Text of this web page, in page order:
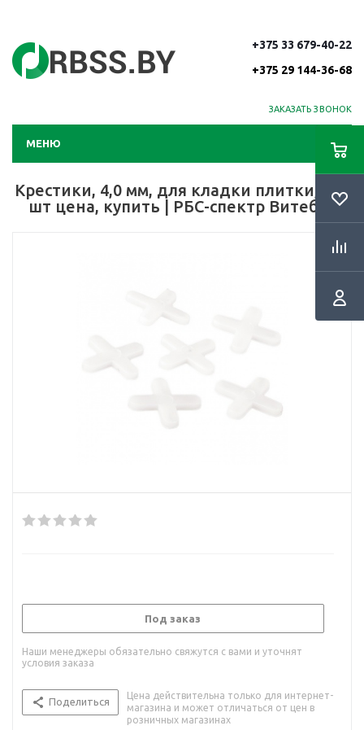
+375 33 679-40-22
+375 29 144-36-68
ЗАКАЗАТЬ ЗВОНОК
МЕНЮ
Крестики, 4,0 мм, для кладки плитки, 250
шт цена, купить | РБС-спектр Витебск
Под заказ
Наши менеджеры обязательно свяжутся с вами и уточнят
условия заказа
Поделиться
Цена действительна только для интернет-
магазина и может отличаться от цен в
розничных магазинах